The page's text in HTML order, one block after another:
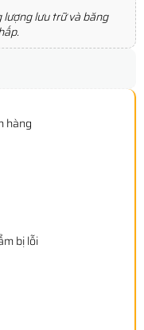
lưu trữ và băng
hàng
bị lỗi